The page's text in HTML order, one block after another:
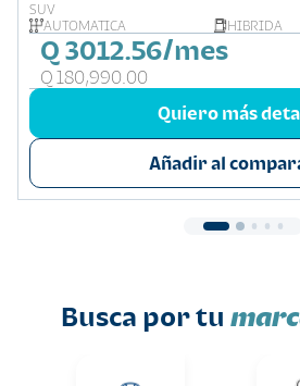
SUV
AUTOMÁTICA
HIBRIDA
Q 3012.56/mes
Q 180,990.00
Quiero más
Añadir al
Busca por tu